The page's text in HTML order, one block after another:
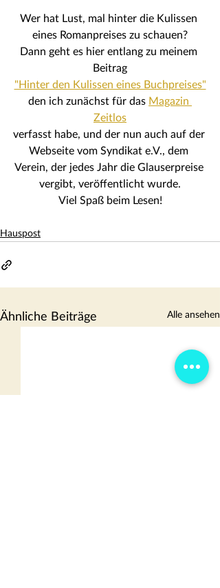
Wer hat Lust, mal hinter die Kulissen
eines Romanpreises zu schauen?
Dann geht es hier entlang zu meinem
Beitrag
"Hinter den Kulissen eines Buchpreises"
den ich zunächst für das Magazin
Zeitlos
verfasst habe, und der nun auch auf der
Webseite vom Syndikat e.V., dem
Verein, der jedes Jahr die Glauserpreise
vergibt, veröffentlicht wurde.
Viel Spaß beim Lesen!
Hauspost
Ähnliche Beiträge Alle ansehen